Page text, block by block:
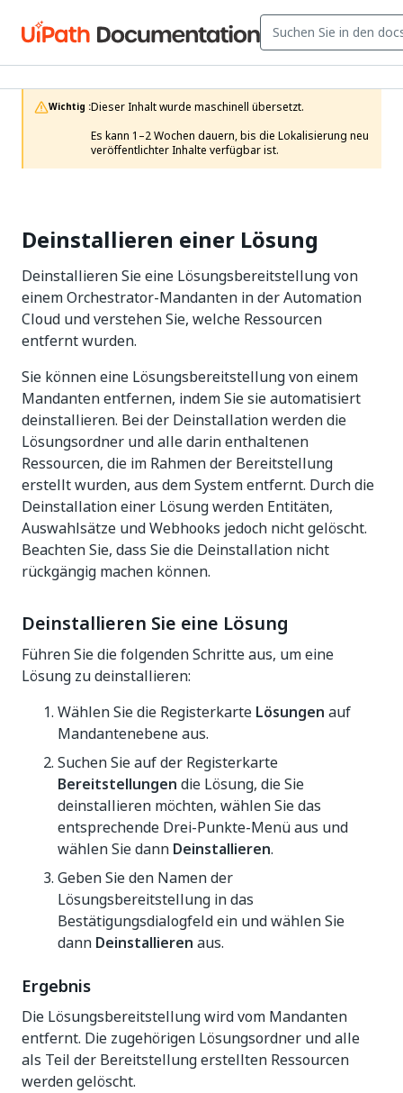
Wichtig :Dieser Inhalt wurde maschinell übersetzt.
Es kann 1–2 Wochen dauern, bis die Lokalisierung neu
veröffentlichter Inhalte verfügbar ist.
Deinstallieren einer Lösung
Deinstallieren Sie eine Lösungsbereitstellung von
einem Orchestrator-Mandanten in der Automation
Cloud und verstehen Sie, welche Ressourcen
entfernt wurden.
Sie können eine Lösungsbereitstellung von einem
Mandanten entfernen, indem Sie sie automatisiert
deinstallieren. Bei der Deinstallation werden die
Lösungsordner und alle darin enthaltenen
Ressourcen, die im Rahmen der Bereitstellung
erstellt wurden, aus dem System entfernt. Durch die
Deinstallation einer Lösung werden Entitäten,
Auswahlsätze und Webhooks jedoch nicht gelöscht.
Beachten Sie, dass Sie die Deinstallation nicht
rückgängig machen können.
Deinstallieren Sie eine Lösung
Führen Sie die folgenden Schritte aus, um eine
Lösung zu deinstallieren:
Wählen Sie die Registerkarte Lösungen auf
Mandantenebene aus.
Suchen Sie auf der Registerkarte
Bereitstellungen die Lösung, die Sie
deinstallieren möchten, wählen Sie das
entsprechende Drei-Punkte-Menü aus und
wählen Sie dann Deinstallieren.
Geben Sie den Namen der
Lösungsbereitstellung in das
Bestätigungsdialogfeld ein und wählen Sie
dann Deinstallieren aus.
Ergebnis
Die Lösungsbereitstellung wird vom Mandanten
entfernt. Die zugehörigen Lösungsordner und alle
als Teil der Bereitstellung erstellten Ressourcen
werden gelöscht.